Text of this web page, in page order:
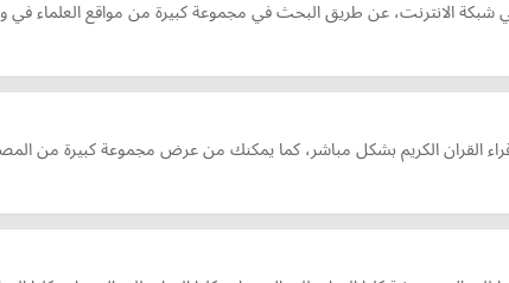
شبكة الانترنت، عن طريق البحث في مجموعة كبيرة من مواقع العلماء في
القران الكريم بشكل مباشر، كما يمكنك من عرض مجموعة كبيرة من